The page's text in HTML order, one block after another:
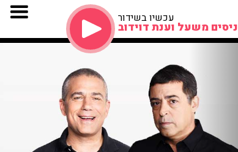
עכשיו בשידור
ניסים משעל וענת דוידוב